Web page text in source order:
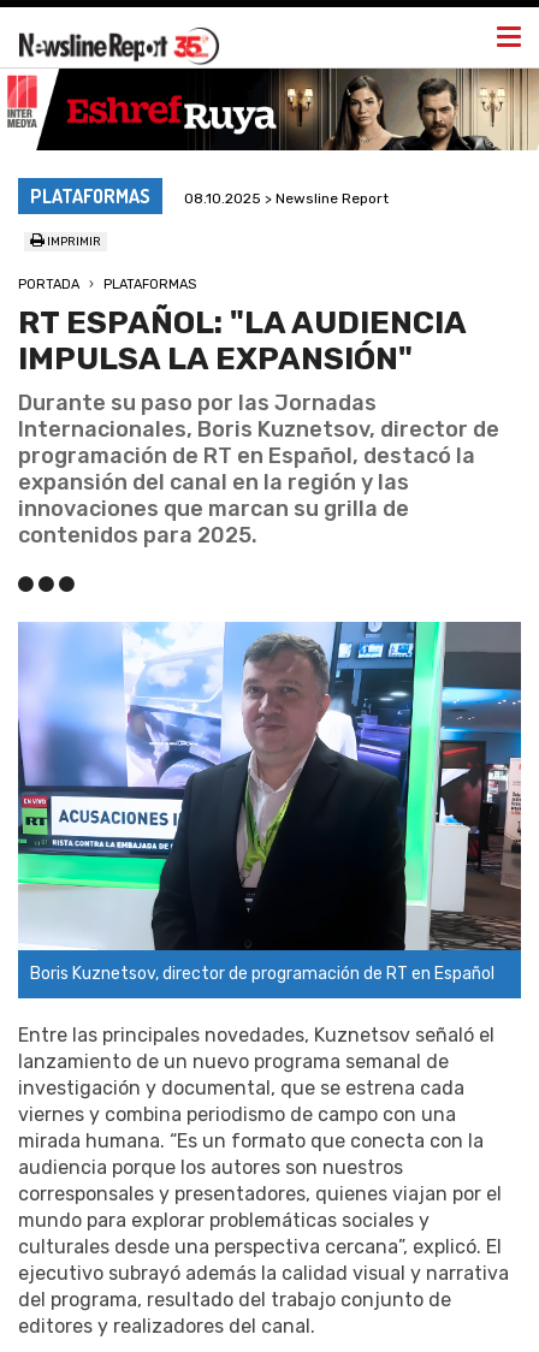
PLATAFORMAS 08.10.2025 > Newsline Report
IMPRIMIR
PORTADA PLATAFORMAS
RT ESPAÑOL: "LA AUDIENCIA
IMPULSA LA EXPANSIÓN"
Durante su paso por las Jornadas
Internacionales, Boris Kuznetsov, director de
programación de RT en Español, destacó la
expansión del canal en la región y las
innovaciones que marcan su grilla de
contenidos para 2025.
Boris Kuznetsov, director de programación de RT en Español
Entre las principales novedades, Kuznetsov señaló el
lanzamiento de un nuevo programa semanal de
investigación y documental, que se estrena cada
viernes y combina periodismo de campo con una
mirada humana. “Es un formato que conecta con la
audiencia porque los autores son nuestros
corresponsales y presentadores, quienes viajan por el
mundo para explorar problemáticas sociales y
culturales desde una perspectiva cercana”, explicó. El
ejecutivo subrayó además la calidad visual y narrativa
del programa, resultado del trabajo conjunto de
editores y realizadores del canal.